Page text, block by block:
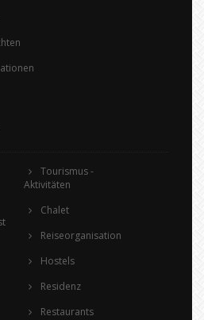
Tourismus -
Aktivitäten
Chalet
Reiseorganisation
Hostels
Residenz
Restaurants